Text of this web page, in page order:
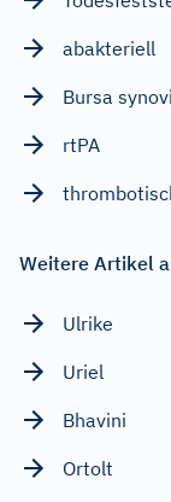
abakteriell
Bursa
rtPA
Weitere Artikel
Ulrike
Uriel
Bhavini
Ortolt